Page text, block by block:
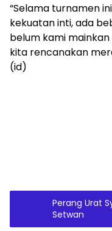
“Selama turnamen
kekuatan inti, ada
belum kami
kita rencanakan
(id)
Perang Urat
Setwan